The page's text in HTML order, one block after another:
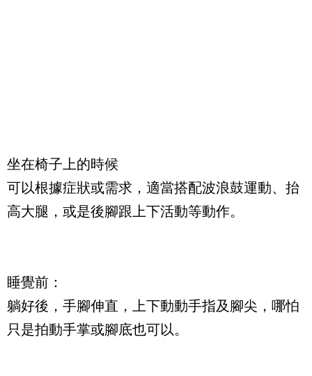
坐在椅子上的時候
可以根據症狀或需求，適當搭配波浪鼓運動、抬
高大腿，或是後腳跟上下活動等動作。
睡覺前：
躺好後，手腳伸直，上下動動手指及腳尖，哪怕
只是拍動手掌或腳底也可以。